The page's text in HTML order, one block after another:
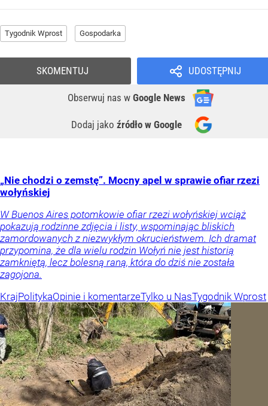
Tygodnik Wprost Gospodarka
UDOSTĘPNIJ
Obserwuj nas w Google News
Dodaj jako źródło w Google
SKOMENTUJ
„Nie chodzi o zemstę”. Mocny apel w sprawie ofiar rzezi
wołyńskiej
W Buenos Aires potomkowie ofiar rzezi wołyńskiej wciąż
pokazują rodzinne zdjęcia i listy, wspominając bliskich
zamordowanych z niezwykłym okrucieństwem. Ich dramat
przypomina, że dla wielu rodzin Wołyń nie jest historią
zamkniętą, lecz bolesną raną, która do dziś nie została
zagojona.
KrajPolitykaOpinie i komentarzeTylko u NasTygodnik Wprost